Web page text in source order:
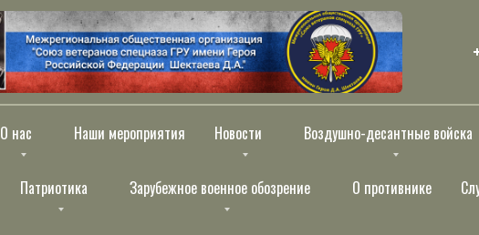
О нас Наши мероприятия Новости Воздушно-десантные войска
Патриотика Зарубежное военное обозрение О противнике